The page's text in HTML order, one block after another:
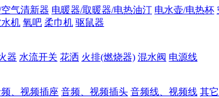
气清新器 电暖器/取暖器/电热油汀 电水壶/电热杯
机 氧吧 柔巾机 驱鼠器
器 水流开关 花洒 火排(燃烧器) 混水阀 电源线
、视频插座 音频、视频插头 音频线、视频线 其